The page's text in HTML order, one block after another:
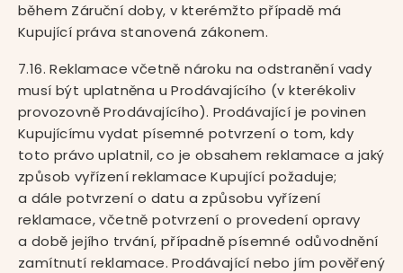
během Záruční doby, v kterémžto případě má
Kupující práva stanovená zákonem.
7.16. Reklamace včetně nároku na odstranění vady
musí být uplatněna u Prodávajícího (v kterékoliv
provozovně Prodávajícího). Prodávající je povinen
Kupujícímu vydat písemné potvrzení o tom, kdy
toto právo uplatnil, co je obsahem reklamace a jaký
způsob vyřízení reklamace Kupující požaduje;
a dále potvrzení o datu a způsobu vyřízení
reklamace, včetně potvrzení o provedení opravy
a době jejího trvání, případně písemné odůvodnění
zamítnutí reklamace. Prodávající nebo jím pověřený